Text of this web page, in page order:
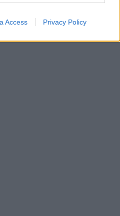
Access Privacy Policy